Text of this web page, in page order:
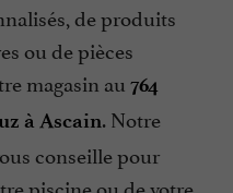
de produits
ou de pièces
magasin au 764
à Ascain. Notre
conseille pour
piscine ou de votre